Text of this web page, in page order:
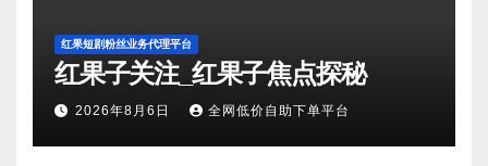
红果短剧粉丝业务代理平台
红果子关注_红果子焦点探秘
2026年8月6日 全网低价自助下单平台